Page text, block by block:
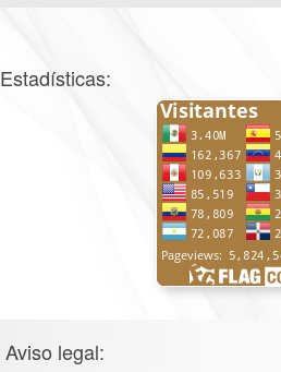
Estadísticas:
Aviso legal: